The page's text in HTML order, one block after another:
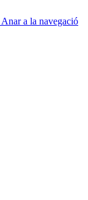
Anar a la navegació